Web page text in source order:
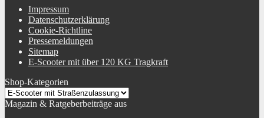
Impressum
Datenschutzerklärung
Cookie-Richtline
Pressemeldungen
Sitemap
E-Scooter mit über 120 KG Tragkraft
Shop-Kategorien
Magazin & Ratgeberbeiträge aus